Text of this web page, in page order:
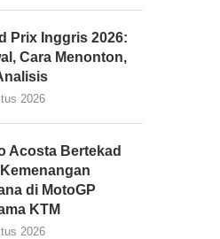
Prix Inggris 2026:
Cara Menonton,
2026
Acosta Bertekad
di MotoGP
KTM
2026